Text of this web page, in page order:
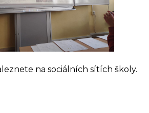
na sociálních sítích školy.